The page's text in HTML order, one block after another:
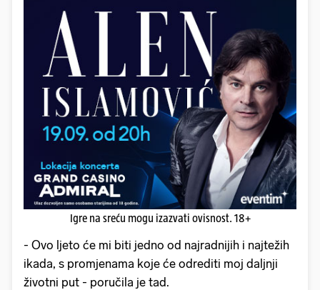
Igre na sreću mogu izazvati ovisnost. 18+
- Ovo ljeto će mi biti jedno od najradnijih i najtežih
ikada, s promjenama koje će odrediti moj daljnji
životni put - poručila je tad.